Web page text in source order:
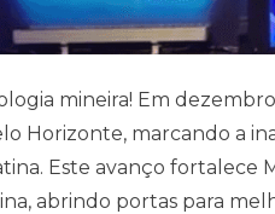
mineira! Em
Horizonte, marcando a
Este avanço fortalece
abrindo portas para